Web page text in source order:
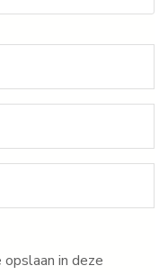
in deze